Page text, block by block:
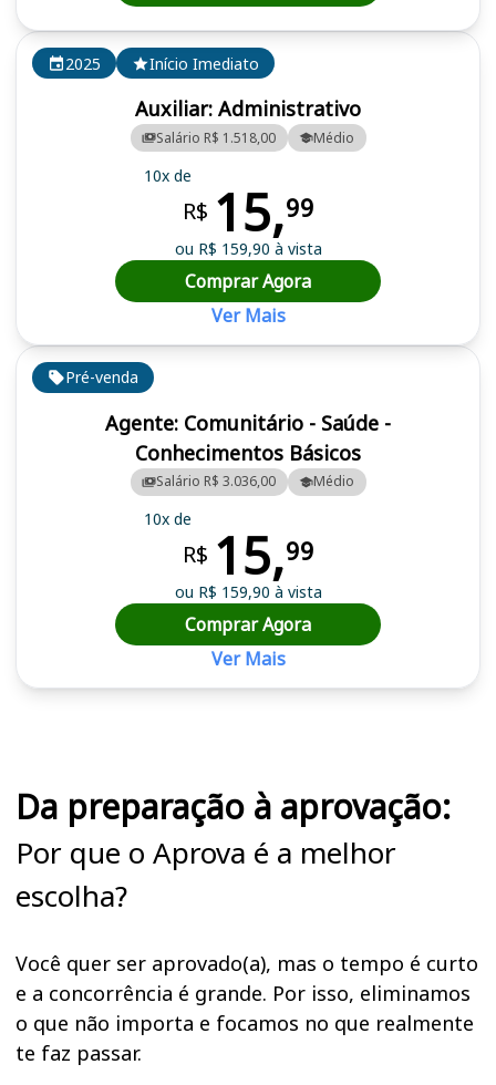
Pré-venda
Agente: Comunitário - Saúde -
Conhecimentos Básicos
Salário R$ 3.036,00 Médio
10x de
R$ 15,99
ou R$ 159,90 à vista
Comprar Agora
Ver Mais
2025 Início Imediato
Auxiliar: Administrativo
Salário R$ 1.518,00 Médio
10x de
R$ 15,99
ou R$ 159,90 à vista
Comprar Agora
Ver Mais
Da preparação à aprovação:
Por que o Aprova é a melhor
escolha?
Você quer ser aprovado(a), mas o tempo é curto
e a concorrência é grande. Por isso, eliminamos
o que não importa e focamos no que realmente
te faz passar.